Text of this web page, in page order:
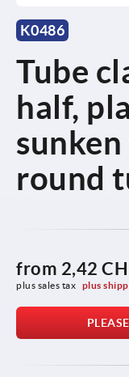
K0486
Tube
half,
round
from 2,42
plus sales tax plus